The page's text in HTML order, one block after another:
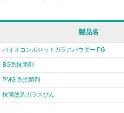
製品名
バイオコンポジットガラスパウダー PG
BG系抗菌剤
PMG 系抗菌剤
抗菌塗装ガラスびん